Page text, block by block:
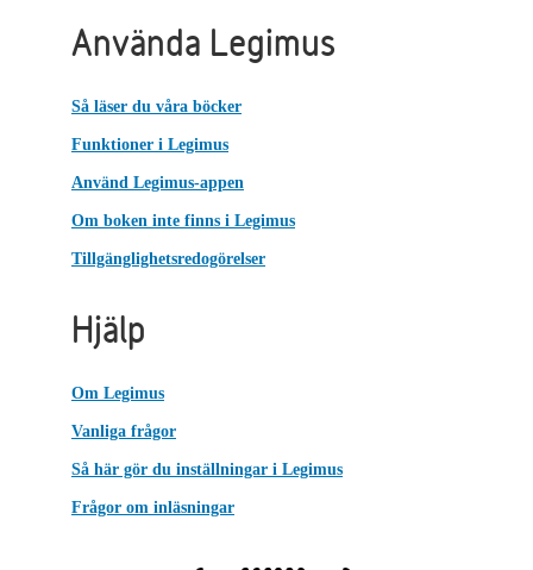
Använda Legimus
Så läser du våra böcker
Funktioner i Legimus
Använd Legimus-appen
Om boken inte finns i Legimus
Tillgänglighetsredogörelser
Hjälp
Om Legimus
Vanliga frågor
Så här gör du inställningar i Legimus
Frågor om inläsningar